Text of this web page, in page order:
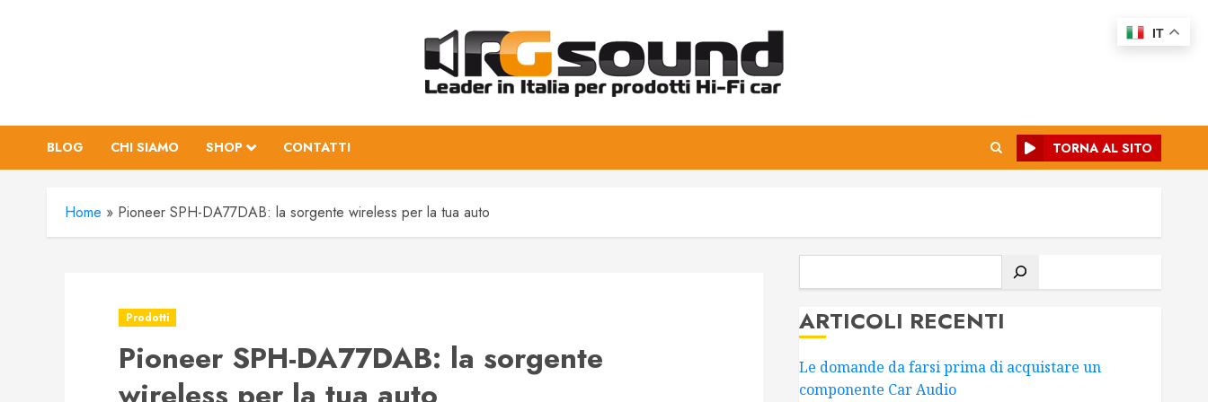
BLOG CHI SIAMO SHOP CONTATTI TORNA AL SITO
Home » Pioneer SPH-DA77DAB: la sorgente wireless per la tua auto
Prodotti
Pioneer SPH-DA77DAB: la sorgente
ARTICOLI RECENTI
Le domande da farsi prima di acquistare un
componente Car Audio
IT